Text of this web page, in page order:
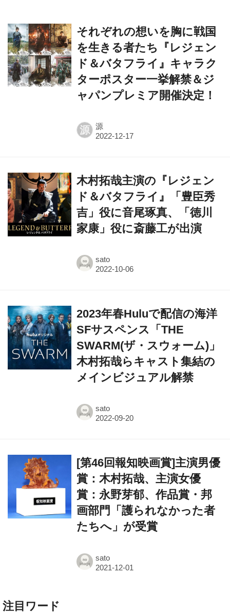
それぞれの想いを胸に戦国
を生きる者たち『レジェン
ド＆バタフライ』キャラク
ターポスター一挙解禁＆ジ
ャパンプレミア開催決定！
源 源
木村拓哉主演の『レジェン
ド＆バタフライ』「豊臣秀
吉」役に音尾琢真、「徳川
家康」役に斎藤工が出演
sato
2023年春Huluで配信の海洋
SFサスペンス「THE
SWARM(ザ・スウォーム)」
木村拓哉らキャスト集結の
メインビジュアル解禁
sato
[第46回報知映画賞]主演男優
賞：木村拓哉、主演女優
賞：永野芽郁、作品賞・邦
画部門「護られなかった者
たちへ」が受賞
sato
注目ワード